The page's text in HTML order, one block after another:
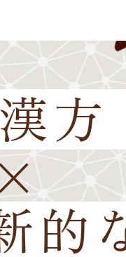
方
的